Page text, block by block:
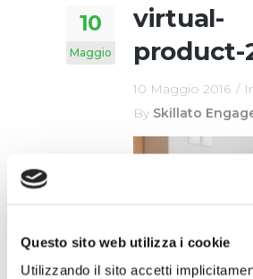
Questo sito web utilizza i cookie
Utilizzando il sito accetti
10
Maggio
virtual-
product-
10 Maggio 2016
By Skillato